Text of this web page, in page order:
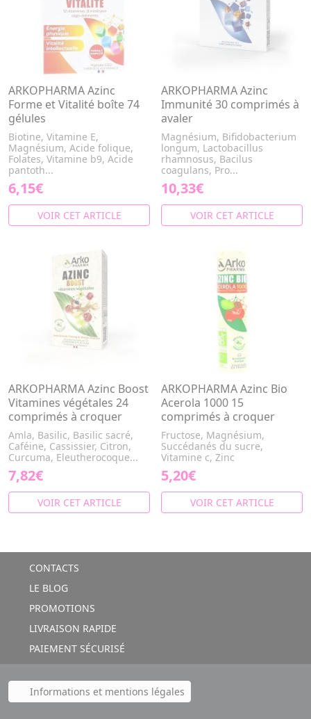
ARKOPHARMA Azinc
Forme et Vitalité boîte 74
gélules
Biotine, Vitamine E,
Magnésium, Acide folique,
Folates, Vitamine b9, Acide
pantoth...
6,15€
VOIR CET ARTICLE
ARKOPHARMA Azinc
Immunité 30 comprimés à
avaler
Magnésium, Bifidobacterium
longum, Lactobacillus
rhamnosus, Bacilus
coagulans, Pro...
10,33€
VOIR CET ARTICLE
ARKOPHARMA Azinc Boost
Vitamines végétales 24
comprimés à croquer
Amla, Basilic, Basilic sacré,
Caféine, Cassissier, Citron,
Curcuma, Eleutherocoque...
7,82€
VOIR CET ARTICLE
ARKOPHARMA Azinc Bio
Acerola 1000 15
comprimés à croquer
Fructose, Magnésium,
Succédanés du sucre,
Vitamine c, Zinc
5,20€
VOIR CET ARTICLE
CONTACTS
LE BLOG
PROMOTIONS
LIVRAISON RAPIDE
PAIEMENT SÉCURISÉ
Informations et mentions légales